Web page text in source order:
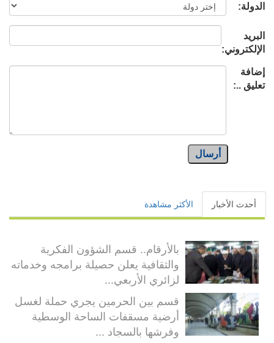
الدولة:
البريد
الإلكتروني:
إضافة
تعليق ..:
أرسال
أحدث الأخبار الأكثر مشاهدة
بالأرقام.. قسم الشؤون الفكرية
والثقافية يعلن حصيلة برامجه وخدماته
لزائري الأربعي...
قسم بين الحرمين يجري حملة لغسل
أرضية مسقفات الساحة الوسطية
وفرشها بالسجاد ...